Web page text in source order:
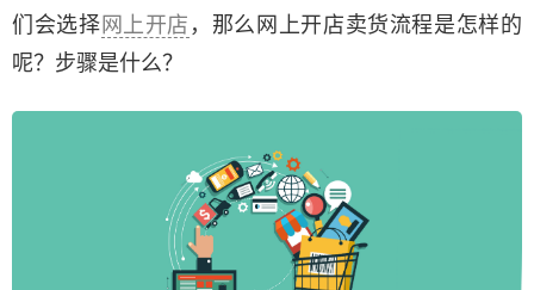
们会选择 网上开店 ，那么网上开店卖货流程是怎样的
呢？步骤是什么？